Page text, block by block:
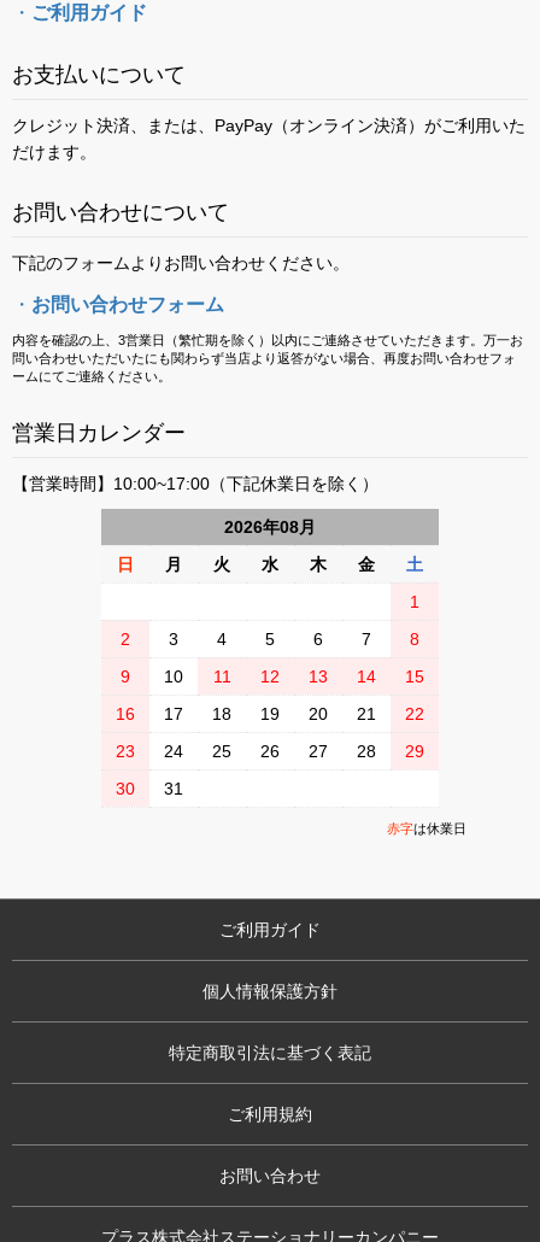
・ ご利用ガイド
お支払いについて
クレジット決済、または、PayPay（オンライン決済）がご利用いた
だけます。
お問い合わせについて
下記のフォームよりお問い合わせください。
・ お問い合わせフォーム
内容を確認の上、3営業日（繁忙期を除く）以内にご連絡させていただきます。万一お
問い合わせいただいたにも関わらず当店より返答がない場合、再度お問い合わせフォ
ームにてご連絡ください。
営業日カレンダー
【営業時間】10:00~17:00（下記休業日を除く）
2026年08月
日
月 火 水 木 金
土
1
2
3 4 5 6 7
8
9
10 11 12 13 14
15
16
17 18 19 20 21
22
23
24 25 26 27 28
29
30
31
赤字は休業日
ご利用ガイド
個人情報保護方針
特定商取引法に基づく表記
ご利用規約
お問い合わせ
プラス株式会社ステーショナリーカンパニー